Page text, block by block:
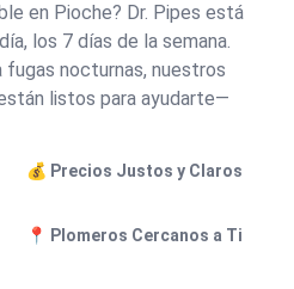
en Pioche? Dr. Pipes está
los 7 días de la semana.
nocturnas, nuestros
listos para ayudarte—
💰 Precios Justos y Claros
📍 Plomeros Cercanos a Ti